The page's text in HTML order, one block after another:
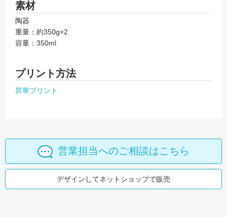
素材
陶器
重量：約350g×2
容量：350ml
プリント方法
昇華プリント
営業担当へのご相談はこちら
デザインしてネットショップで販売